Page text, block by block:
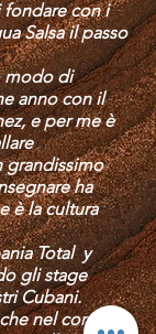
fondare con i
Salsa il passo
modo di
anno con il
e per me è
grandissimo
ha
è la cultura
Total y
gli stage
Cubani.
nel corso